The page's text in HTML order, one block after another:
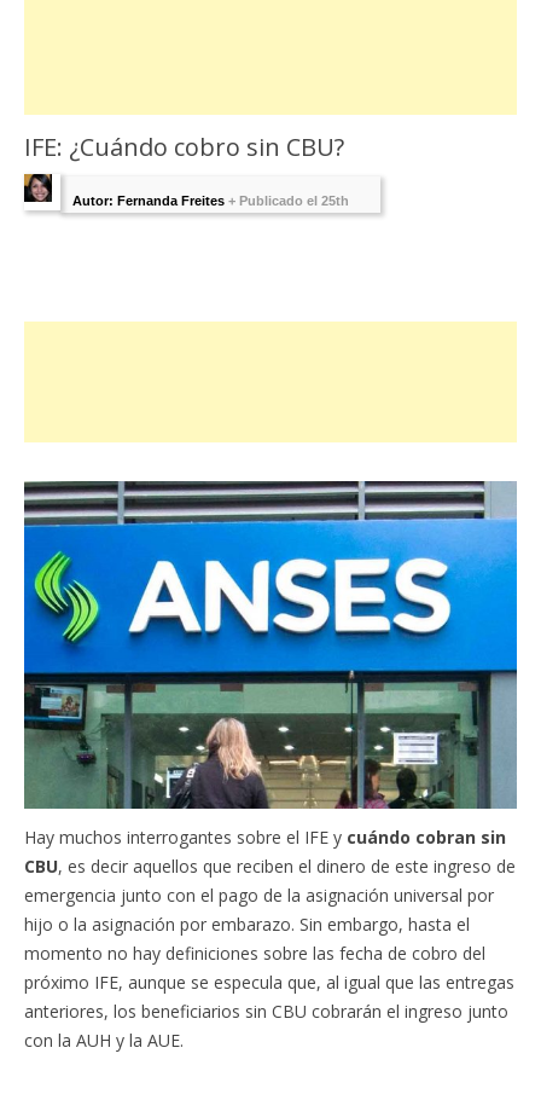
IFE: ¿Cuándo cobro sin CBU?
Autor: Fernanda Freites + Publicado el 25th
Hay muchos interrogantes sobre el IFE y cuándo cobran sin
CBU, es decir aquellos que reciben el dinero de este ingreso de
emergencia junto con el pago de la asignación universal por
hijo o la asignación por embarazo. Sin embargo, hasta el
momento no hay definiciones sobre las fecha de cobro del
próximo IFE, aunque se especula que, al igual que las entregas
anteriores, los beneficiarios sin CBU cobrarán el ingreso junto
con la AUH y la AUE.